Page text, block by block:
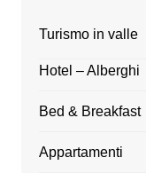
Turismo in valle
Hotel – Alberghi
Bed & Breakfast
Appartamenti